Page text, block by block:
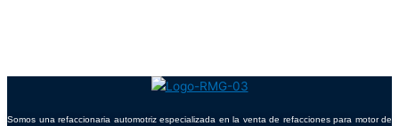
Somos una refaccionaria automotriz especializada en la venta de refacciones para motor de